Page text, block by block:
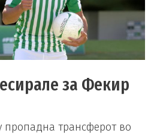
за Фекир
трансферот во